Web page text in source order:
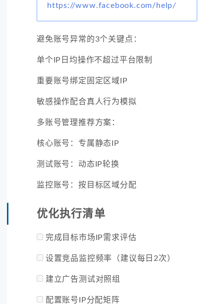
https://www.facebook.com/help/
避免账号异常的3个关键点：
单个IP日均操作不超过平台限制
重要账号绑定固定区域IP
敏感操作配合真人行为模拟
多账号管理推荐方案：
核心账号：专属静态IP
测试账号：动态IP轮换
监控账号：按目标区域分配
优化执行清单
完成目标市场IP需求评估
设置竞品监控频率（建议每日2次）
建立广告测试对照组
配置账号IP分配矩阵